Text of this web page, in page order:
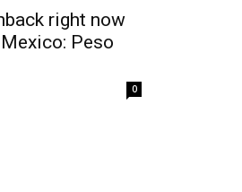
right now
Peso
0